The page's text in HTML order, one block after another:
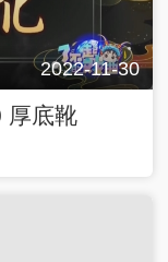
2022-11-30
厚底靴